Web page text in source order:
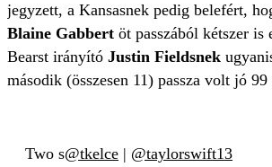
jegyzett, a Kansasnek pedig belefért,
Blaine Gabbert öt passzából kétszer is
Bearst irányító Justin Fieldsnek
második (összesen 11) passza volt jó
Two s@tkelce | @taylorswift13